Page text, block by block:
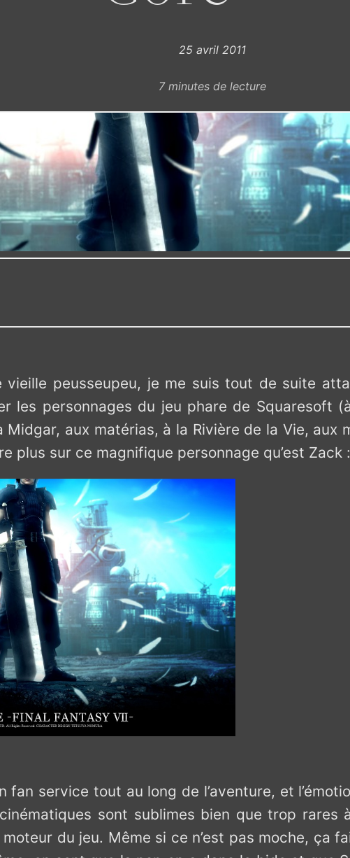
25 avril 2011
7minutes de lecture
vieille peusseupeu, je me suis tout de suite
les personnages du jeu phare de Squaresoft
aux matérias, à la Rivière de la Vie, aux
plus sur ce magnifique personnage qu’est Zack
fan service tout au long de l’aventure, et
cinématiques sont sublimes bien que trop
du jeu. Même si ce n’est pas moche, ça